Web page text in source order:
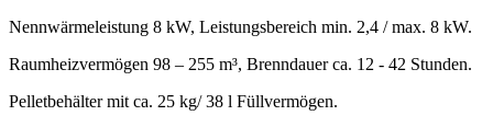
Nennwärmeleistung 8 kW, Leistungsbereich min. 2,4 / max. 8 kW.
Raumheizvermögen 98 – 255 m³, Brenndauer ca. 12 - 42 Stunden.
Pelletbehälter mit ca. 25 kg/ 38 l Füllvermögen.